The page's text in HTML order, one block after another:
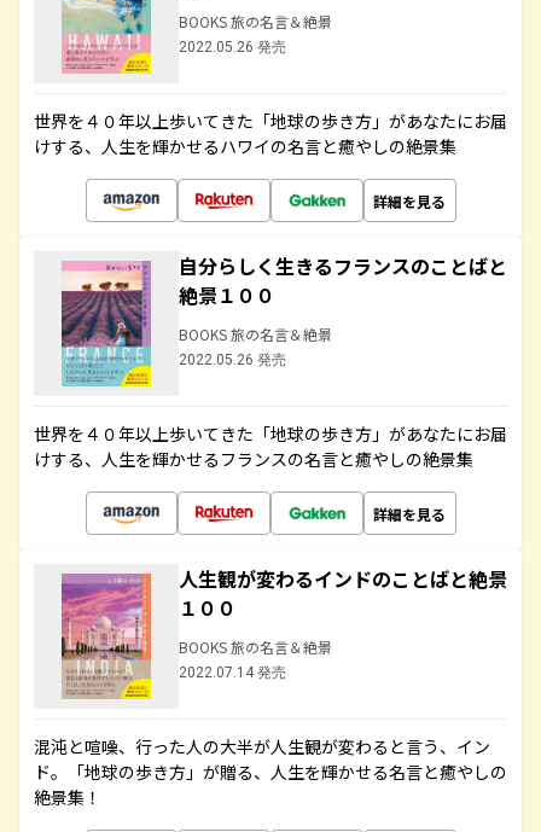
BOOKS 旅の名言＆絶景
2022.05.26 発売
世界を４０年以上歩いてきた「地球の歩き方」があなたにお届
けする、人生を輝かせるハワイの名言と癒やしの絶景集
詳細を見る
自分らしく生きるフランスのことばと
絶景１００
BOOKS 旅の名言＆絶景
2022.05.26 発売
世界を４０年以上歩いてきた「地球の歩き方」があなたにお届
けする、人生を輝かせるフランスの名言と癒やしの絶景集
詳細を見る
人生観が変わるインドのことばと絶景
１００
BOOKS 旅の名言＆絶景
2022.07.14 発売
混沌と喧噪、行った人の大半が人生観が変わると言う、イン
ド。「地球の歩き方」が贈る、人生を輝かせる名言と癒やしの
絶景集！